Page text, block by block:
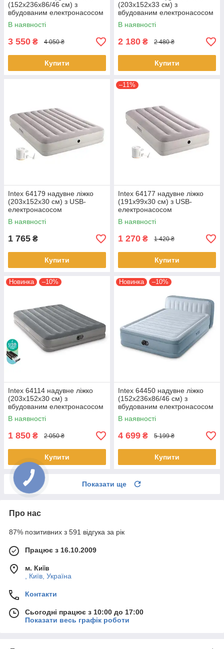
(152х236х86/46 см) з
вбудованим електронасосом
В наявності
3 550 ₴ 4 050 ₴
Купити
(203x152x33 см) з
вбудованим електронасосом
В наявності
2 180 ₴ 2 480 ₴
Купити
Intex 64179 надувне ліжко
(203х152х30 см) з USB-
електронасосом
В наявності
1 765 ₴
Купити
–11%
Intex 64177 надувне ліжко
(191х99х30 см) з USB-
електронасосом
В наявності
1 270 ₴ 1 420 ₴
Купити
Новинка –10%
Intex 64114 надувне ліжко
(203х152х30 см) з
вбудованим електронасосом
USB
В наявності
1 850 ₴ 2 050 ₴
Купити
Новинка –10%
Intex 64450 надувне ліжко
(152х236х86/46 см) з
вбудованим електронасосом
В наявності
4 699 ₴ 5 199 ₴
Купити
Показати ще
Про нас
87% позитивних з 591 відгука за рік
Працює з 16.10.2009
м. Київ
, Київ, Україна
Контакти
Сьогодні працює з 10:00 до 17:00
Показати весь графік роботи